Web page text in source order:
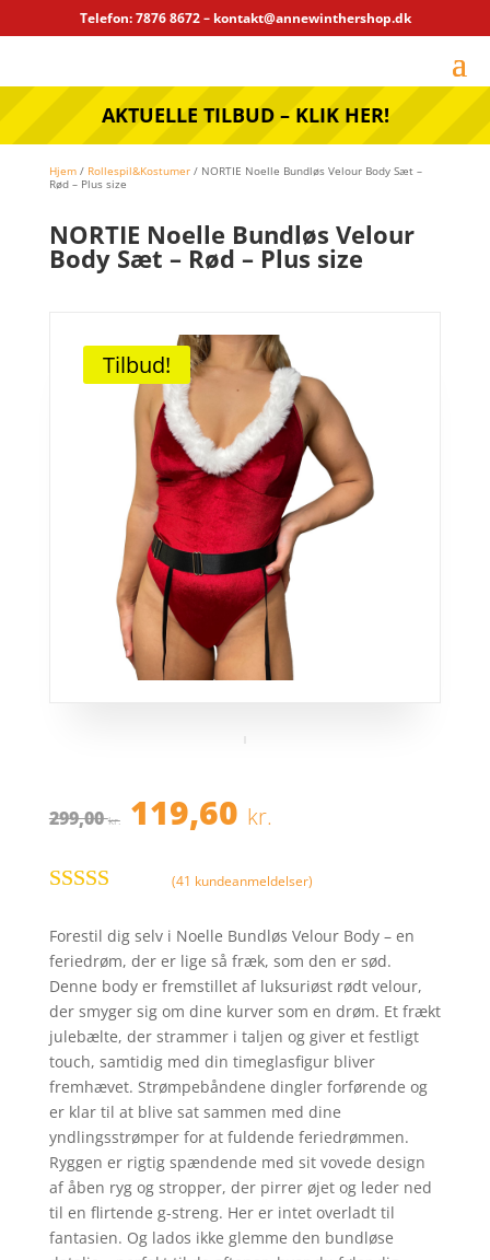
Telefon: 7876 8672 – kontakt@annewinthershop.dk
AKTUELLE TILBUD – KLIK HER!
Hjem/ Rollespil&Kostumer/ NORTIE Noelle Bundløs Velour Body Sæt –
Rød – Plus size
NORTIE Noelle Bundløs Velour
Body Sæt – Rød – Plus size
Tilbud!
299,00kr. Den
oprindelige
var:
119,60 kr.
er:
som4.7ud
af 5 baseret
på
kundebedø
mmelser
(41 kundeanmeldelser)
Forestil dig selv i Noelle Bundløs Velour Body – en
feriedrøm, der er lige så fræk, som den er sød.
Denne body er fremstillet af luksuriøst rødt velour,
der smyger sig om dine kurver som en drøm. Et frækt
julebælte, der strammer i taljen og giver et festligt
touch, samtidig med din timeglasfigur bliver
fremhævet. Strømpebåndene dingler forførende og
er klar til at blive sat sammen med dine
yndlingsstrømper for at fuldende feriedrømmen.
Ryggen er rigtig spændende med sit vovede design
af åben ryg og stropper, der pirrer øjet og leder ned
til en flirtende g-streng. Her er intet overladt til
fantasien. Og lados ikke glemme den bundløse